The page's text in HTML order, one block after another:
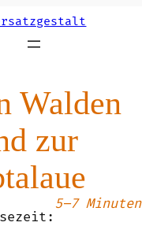
Walden
zur
5–7 Minuten